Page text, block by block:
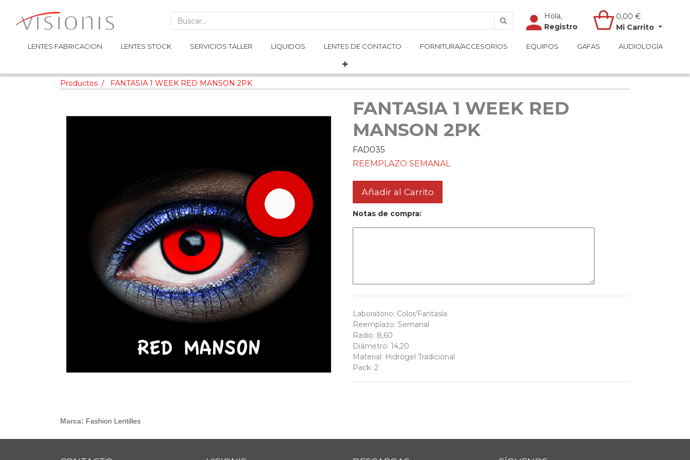
Hola,
Registro
0,00 €
Mi Carrito
LENTES FABRICACION LENTES STOCK SERVICIOS TALLER LÍQUIDOS LENTES DE CONTACTO FORNITURA/ACCESORIOS EQUIPOS GAFAS AUDIOLOGÍA
Hola,
Registro
0,00 €
Mi Carrito
LENTES FABRICACION LENTES STOCK SERVICIOS TALLER LÍQUIDOS LENTES DE CONTACTO FORNITURA/ACCESORIOS EQUIPOS GAFAS AUDIOLOGÍA
Productos FANTASIA 1 WEEK RED MANSON 2PK
Marca: Fashion Lentilles
FANTASIA 1 WEEK RED
MANSON 2PK
FAD035
REEMPLAZO SEMANAL
Añadir al Carrito
Notas de compra:
Laboratorio: Color/Fantasía
Reemplazo: Semanal
Radio: 8,60
Diámetro: 14,20
Material: Hidrogel Tradicional
Pack: 2